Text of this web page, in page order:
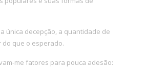
única decepção, a quantidade de
que o esperado.
me fatores para pouca adesão: